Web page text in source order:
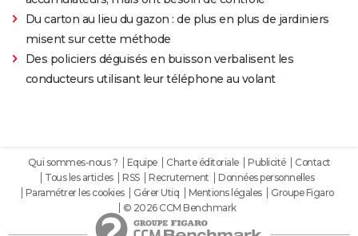
Du carton au lieu du gazon : de plus en plus de jardiniers
misent sur cette méthode
Des policiers déguisés en buisson verbalisent les
conducteurs utilisant leur téléphone au volant
Qui sommes-nous ? Equipe Charte éditoriale Publicité
Contact
Tous les articles
RSS Recrutement
Données personnelles
Paramétrer les cookies
Gérer Utiq Mentions légales
Groupe Figaro
© 2026 CCM Benchmark